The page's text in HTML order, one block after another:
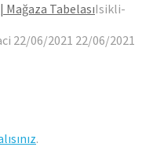
Mağaza TabelasıIsikli-
22/06/2021 22/06/2021
.